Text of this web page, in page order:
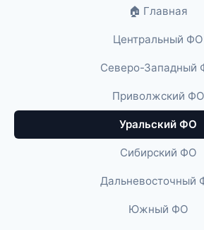
🏠 Главная
Центральный ФО
Северо-Западный
Приволжский ФО
Уральский ФО
Сибирский ФО
Дальневосточный
Южный ФО